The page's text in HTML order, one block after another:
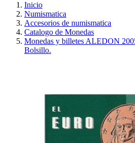
Inicio
Numismatica
Accesorios de numismatica
Catalogo de Monedas
Monedas y billetes ALEDON
Bolsillo.